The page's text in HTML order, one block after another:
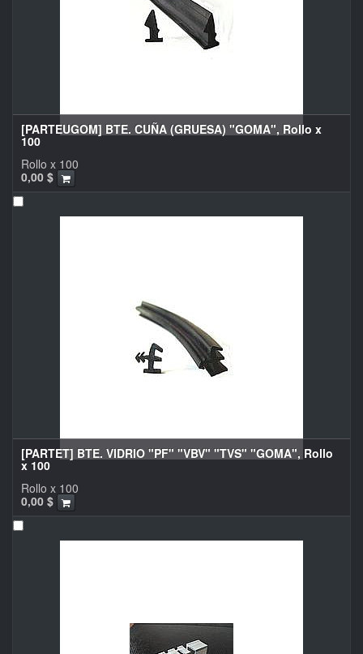
[PARTEUGOM] BTE. CUÑA (GRUESA) "GOMA", Rollo x
100
0,00 $
Rollo x 100
[PARTET] BTE. VIDRIO "PF" "VBV" "TVS" "GOMA", Rollo
x 100
0,00 $
Rollo x 100